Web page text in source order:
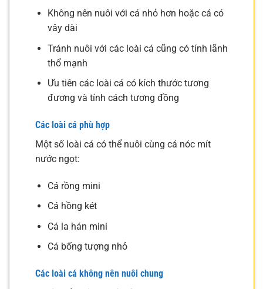
Không nên nuôi với cá nhỏ hơn hoặc cá có
vây dài
Tránh nuôi với các loài cá cũng có tính lãnh
thổ mạnh
Ưu tiên các loài cá có kích thước tương
đương và tính cách tương đồng
Các loài cá phù hợp
Một số loài cá có thể nuôi cùng cá nóc mít
nước ngọt:
Cá rồng mini
Cá hồng két
Cá la hán mini
Cá bống tượng nhỏ
Các loài cá không nên nuôi chung